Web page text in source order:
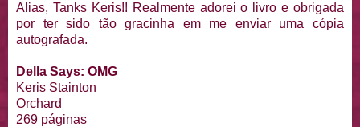
Alias, Tanks Keris!! Realmente adorei o livro e obrigada
por ter sido tão gracinha em me enviar uma cópia
autografada.
Della Says: OMG
Keris Stainton
Orchard
269 páginas